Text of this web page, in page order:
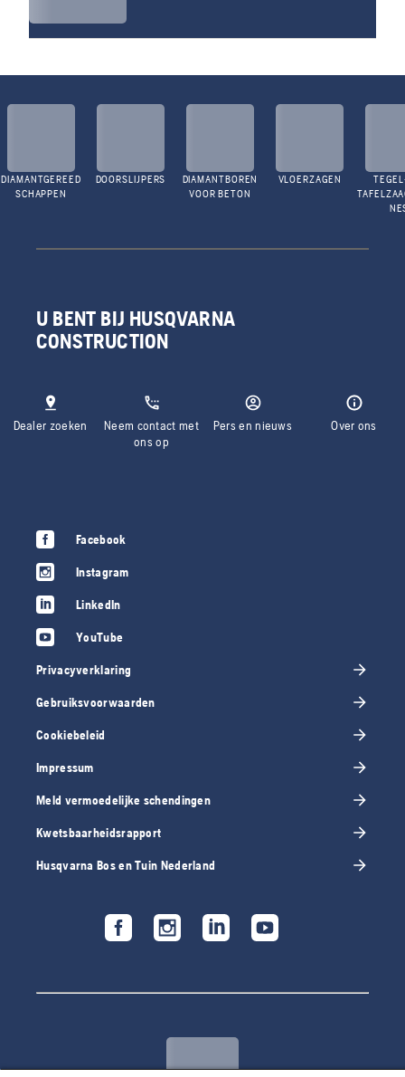
DIAMANTGEREED
SCHAPPEN
DOORSLIJPERS
DIAMANTBOREN
VOOR BETON
VLOERZAGEN
U BENT BIJ HUSQVARNA
CONSTRUCTION
Dealer zoeken
Neem contact met
ons op
Pers en nieuws Over ons
Facebook
Instagram
LinkedIn
YouTube
Privacyverklaring
Gebruiksvoorwaarden
Cookiebeleid
Impressum
Meld vermoedelijke schendingen
Kwetsbaarheidsrapport
Husqvarna Bos en Tuin Nederland